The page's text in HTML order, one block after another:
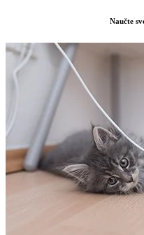
Naučte